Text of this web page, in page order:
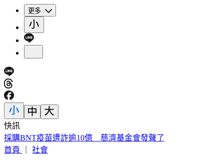
更多
快訊
苦茶油陷食安風暴！苯駢芘狂驗出 「焙炒」溫度竟是關鍵
首頁
社會